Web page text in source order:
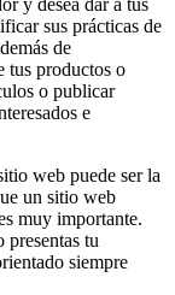
sus prácticas de
de
tus productos o
o publicar
e
web puede ser la
un sitio web
muy importante.
presentas tu
siempre